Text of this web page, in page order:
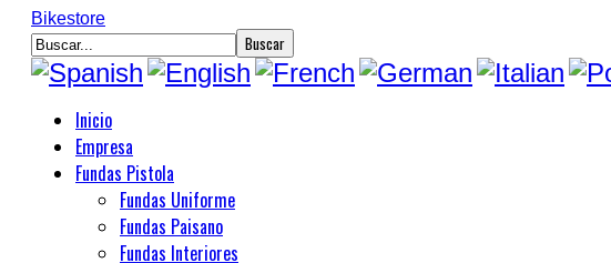
Bikestore
Inicio
Empresa
Fundas Pistola
Fundas Uniforme
Fundas Paisano
Fundas Interiores